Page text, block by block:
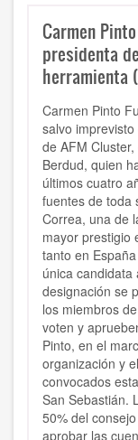
Carmen
presidenta
herramienta
Carmen Pinto
salvo
de AFM
Berdud, quien
últimos cuatro
fuentes de toda
Correa, una de
mayor prestigio
tanto en
única candidata
designación se
los miembros
voten y
Pinto, en el
organización y
convocados
San Sebastián.
50% del
aprobar las